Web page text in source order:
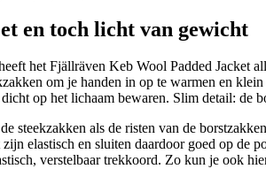
en toch licht van gewicht
het Fjällräven Keb Wool Padded Jacket
om je handen in op te warmen en
op het lichaam bewaren. Slim detail: de
steekzakken als de risten van de
elastisch en sluiten daardoor goed op de
verstelbaar trekkoord. Zo kun je ook